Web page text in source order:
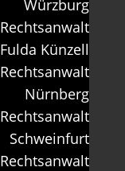
Würzburg
Rechtsanwalt
Fulda Künzell
Rechtsanwalt
Nürnberg
Rechtsanwalt
Schweinfurt
Rechtsanwalt